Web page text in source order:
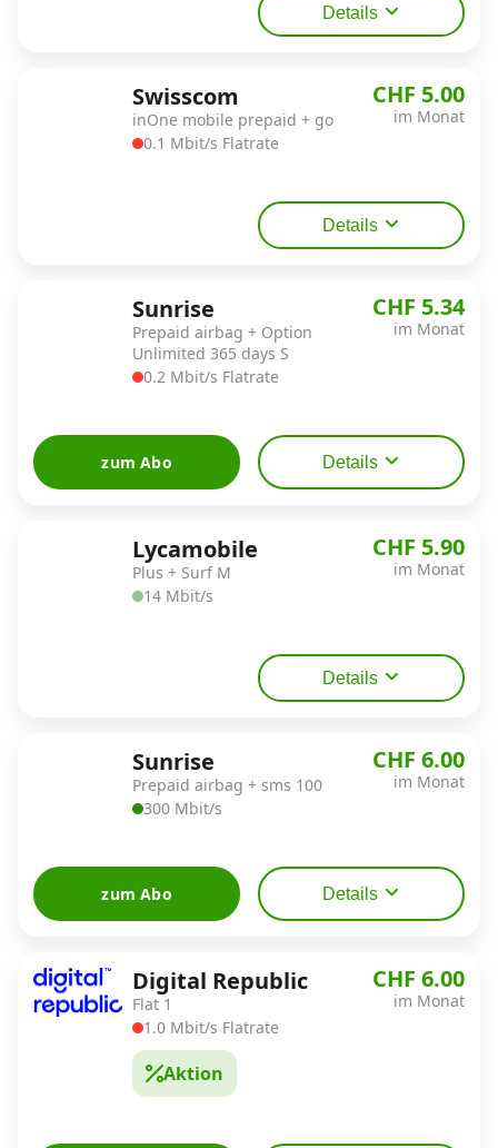
Details
Swisscom
inOne mobile prepaid + go
0.1 Mbit/s Flatrate
CHF 5.00
im Monat
Details
Sunrise
Prepaid airbag + Option
Unlimited 365 days S
0.2 Mbit/s Flatrate
CHF 5.34
im Monat
zum Abo Details
Lycamobile
Plus + Surf M
14 Mbit/s
CHF 5.90
im Monat
Details
Sunrise
Prepaid airbag + sms 100
300 Mbit/s
CHF 6.00
im Monat
zum Abo Details
Digital Republic
Flat 1
1.0 Mbit/s Flatrate
Aktion
CHF 6.00
im Monat